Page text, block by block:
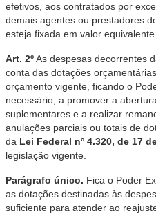
efetivos, aos contratados por
demais agentes ou prestadores
esteja fixada em valor
Art. 2ºAs despesas decorrentes
conta das dotações
orçamento vigente, ficando o
necessário, a promover a
suplementares e a realizar
anulações parciais ou totais de
da Lei Federal nº 4.320, de 17
legislação vigente.
Parágrafo único. Fica o Poder
as dotações destinadas às
suficiente para atender ao